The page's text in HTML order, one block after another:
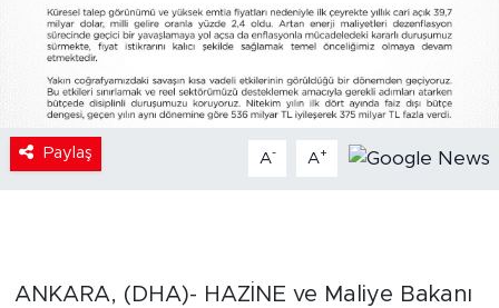
Paylaş A- A+
ANKARA, (DHA)- HAZİNE ve Maliye Bakanı